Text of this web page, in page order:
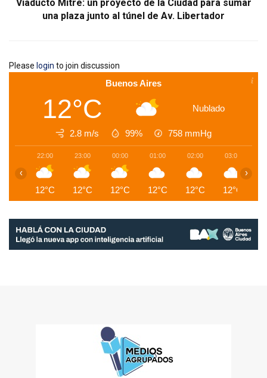
Viaducto Mitre: un proyecto de la Ciudad para sumar
una plaza junto al túnel de Av. Libertador
Please login to join discussion
Buenos Aires
12°C Nublado
2.8 m/s 99% 758 mmHg
22:00
12°C
23:00
12°C
00:00
12°C
01:00
12°C
02:00
12°C
03:00
12°C
‹ ›